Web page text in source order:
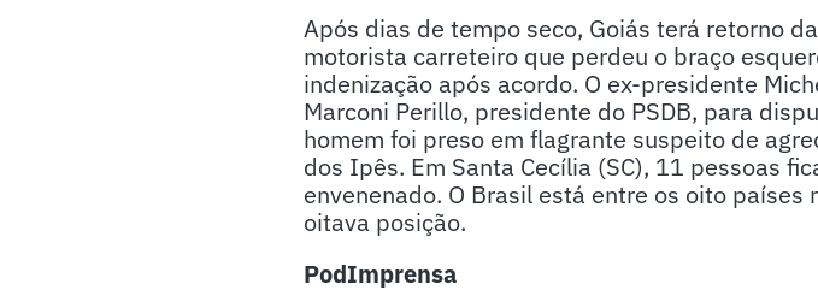
Após dias de tempo seco, Goiás terá retorno
motorista carreteiro que perdeu o braço
indenização após acordo. O ex-presidente
Marconi Perillo, presidente do PSDB, para
homem foi preso em flagrante suspeito de
dos Ipês. Em Santa Cecília (SC), 11 pessoas
envenenado. O Brasil está entre os oito
oitava posição.
PodImprensa